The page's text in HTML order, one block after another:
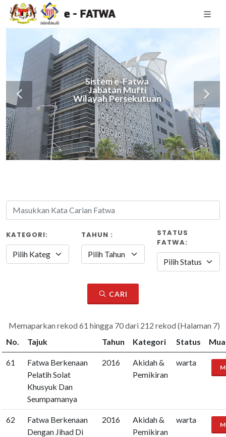
Sistem e-Fatwa
Jabatan Mufti
Wilayah Persekutuan
KATEGORI: TAHUN :
STATUS
FATWA:
CARI
Memaparkan rekod 61 hingga 70 dari 212 rekod (Halaman 7)
No.
Tajuk Tahun Kategori Status
61
Fatwa Berkenaan
Pelatih Solat
Khusyuk Dan
Seumpamanya
2016
Akidah &
Pemikiran
warta
62
Fatwa Berkenaan
Dengan Jihad Di
2016
Akidah &
Pemikiran
warta